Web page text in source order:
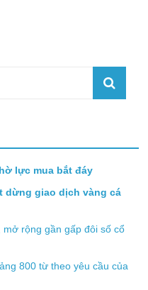
lực mua bắt đáy
dừng giao dịch vàng cá
rộng gần gấp đôi số cổ
800 từ theo yêu cầu của